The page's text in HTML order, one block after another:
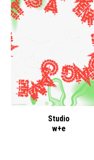
Studio
w+e